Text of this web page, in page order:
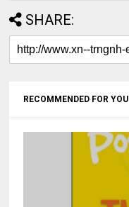
SHARE:
RECOMMENDED FOR YOU